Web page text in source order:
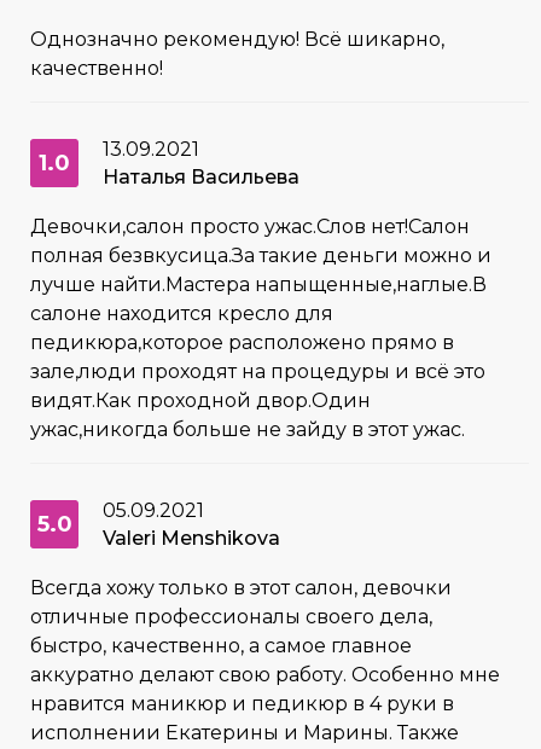
Однозначно рекомендую! Всё шикарно,
качественно!
1.0
13.09.2021
Наталья Васильева
Девочки,салон просто ужас.Слов нет!Салон
полная безвкусица.За такие деньги можно и
лучше найти.Мастера напыщенные,наглые.В
салоне находится кресло для
педикюра,которое расположено прямо в
зале,люди проходят на процедуры и всё это
видят.Как проходной двор.Один
ужас,никогда больше не зайду в этот ужас.
5.0
05.09.2021
Valeri Menshikova
Всегда хожу только в этот салон, девочки
отличные профессионалы своего дела,
быстро, качественно, а самое главное
аккуратно делают свою работу. Особенно мне
нравится маникюр и педикюр в 4 руки в
исполнении Екатерины и Марины. Также